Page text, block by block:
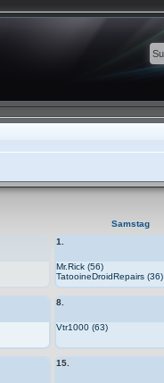
Samstag
1.
Mr.Rick (56)
TatooineDroidRepairs (36)
8.
Vtr1000 (63)
15.